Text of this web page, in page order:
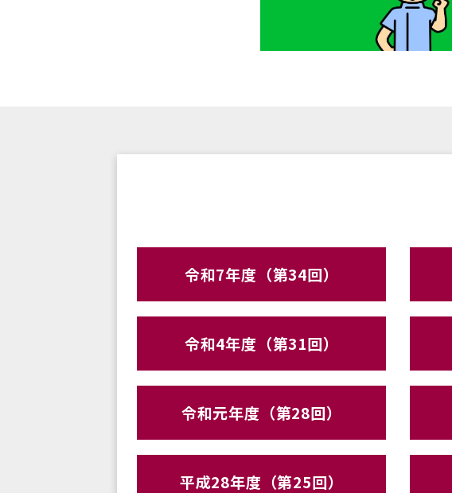
令和7年度（第34回）
令和4年度（第31回）
令和元年度（第28回）
平成28年度（第25回）